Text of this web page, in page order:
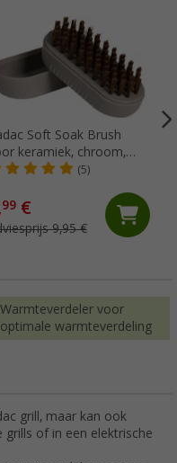
Soft Soak Brush
keramiek, chroom,
en geëmailleerde
(5)
99€
9,95 €
Warmteverdeler voor
optimale warmteverdeling
grill, maar kan ook
of in een elektrische